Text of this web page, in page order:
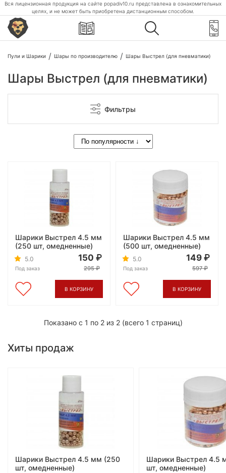
Вся лицензионная продукция на сайте popadiv10.ru представлена в ознакомительных
целях, и не может быть приобретена дистанционным способом.
Пули и Шарики Шары по производителю Шары Выстрел (для пневматики)
Шары Выстрел (для пневматики)
Фильтры
Шарики Выстрел 4.5 мм
(250 шт, омедненные)
5.0
Под заказ
150
295
В КОРЗИНУ
Шарики Выстрел 4.5 мм
(500 шт, омедненные)
5.0
Под заказ
149
597
В КОРЗИНУ
Показано с 1 по 2 из 2 (всего 1 страниц)
Хиты продаж
Шарики Выстрел 4.5 мм (250
шт, омедненные)
Шарики Выстрел 4.5
шт, омедненные)